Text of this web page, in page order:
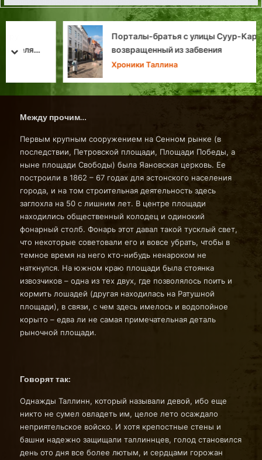
Порталы-братья с улицы Суур-Карья: фасад,
возвращенный из забвения
Хроники Таллина
prev
next
Между прочим…
Первым крупным сооружением на Сенном рынке (в
последствии, Петровской площади, Площади Победы, а
ныне площади Свободы) была Яановская церковь. Ее
построили в 1862 – 67 годах для эстонского населения
города, и на том строительная деятельность здесь
заглохла на 50 с лишним лет. В центре площади
находились общественный колодец и одинокий
фонарный столб. Фонарь этот давал такой тусклый свет,
что некоторые советовали его и вовсе убрать, чтобы в
темное время на него кто-нибудь ненароком не
наткнулся. На южном краю площади была стоянка
извозчиков – одна из тех двух, где позволялось поить и
кормить лошадей (другая находилась на Ратушной
площади), в связи, с чем здесь имелось и водопойное
корыто – едва ли не самая примечательная деталь
рыночной площади.
Говорят так:
Однажды Таллинн, который называли девой, ибо еще
никто не сумел овладеть им, целое лето осаждало
неприятельское войско. И хотя крепостные стены и
башни надежно защищали таллиннцев, голод становился
день ото дня все более лютым, и сердцами горожан